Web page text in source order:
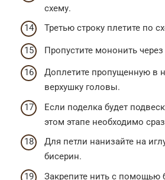
схему.
Третью строку плетите по
Пропустите мононить
Доплетите пропущенную в
верхушку головы.
Если поделка будет
этом этапе необходимо
Для петли нанизайте на
бисерин.
Закрепите нить с помощью